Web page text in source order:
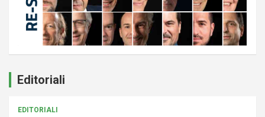
Editoriali
EDITORIALI